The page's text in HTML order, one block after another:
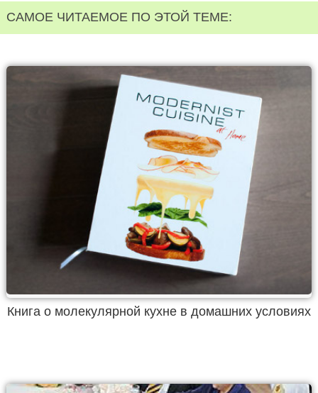
САМОЕ ЧИТАЕМОЕ ПО ЭТОЙ ТЕМЕ:
Книга о молекулярной кухне в домашних условиях